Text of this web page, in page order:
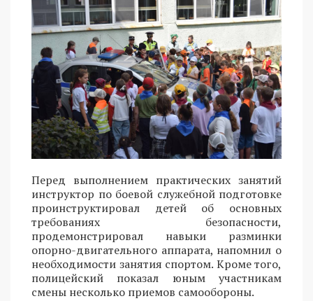
Перед выполнением практических занятий
инструктор по боевой служебной подготовке
проинструктировал детей об основных
требованиях безопасности,
продемонстрировал навыки разминки
опорно-двигательного аппарата, напомнил о
необходимости занятия спортом. Кроме того,
полицейский показал юным участникам
смены несколько приемов самообороны.